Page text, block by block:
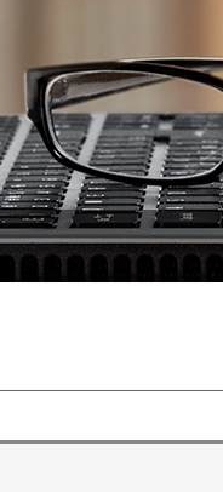
학술
문화
특집/공감
칼럼
강릉/원주
게시
The